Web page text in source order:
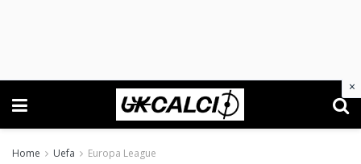
Home Uefa Europa League
×